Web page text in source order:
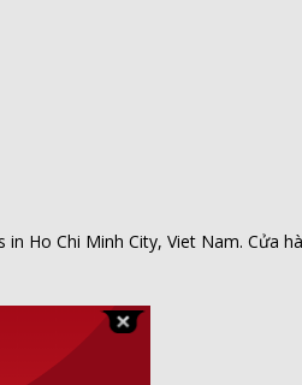
Ho Chi Minh City, Viet Nam. Cửa